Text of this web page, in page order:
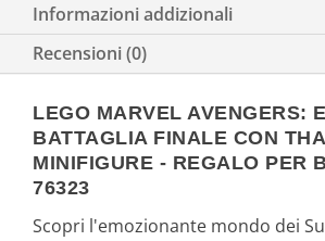
Informazioni addizionali
Recensioni (0)
LEGO MARVEL AVENGERS:
BATTAGLIA FINALE CON
MINIFIGURE - REGALO PER
76323
Scopri l'emozionante mondo dei